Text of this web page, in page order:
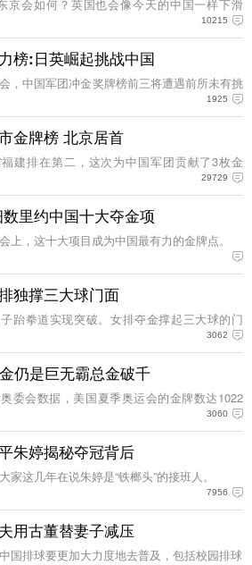
京会如何？英国也会像今天的中国一样下滑
10215
榜:日英崛起挑战中国
，中国军团冲金奖牌榜前三将遭遇前所未有挑
1925
金牌榜 北京居首
建排在第二，这次为中国军团贡献了3枚金
29729
里约中国十大夺金项
上，这十大项目成为中国最有力的金牌点。
独撑三大球门面
跆拳道实现突破。女排夺金撑起三大球的门
3062
仍是巨无霸总金破千
委会数据，美国夏季奥运会的金牌数达1022
3060
朱婷揭秘夺冠背后
家这几年在说朱婷是“铁榔头”的接班人。
7956
用古董替妻子减压
国排球要更加大力度地去普及，包括校园排球